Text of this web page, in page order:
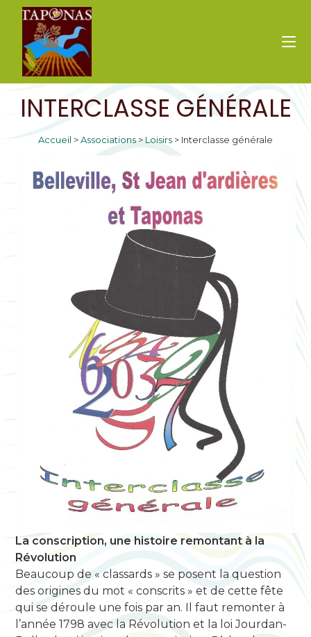
INTERCLASSE GÉNÉRALE
Accueil >Associations > Loisirs > Interclasse générale
La conscription, une histoire remontant à la
Révolution
Beaucoup de « classards » se posent la question
des origines du mot « conscrits » et de cette fête
qui se déroule une fois par an. Il faut remonter à
l’année 1798 avec la Révolution et la loi Jourdan-